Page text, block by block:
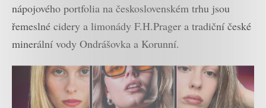
nápojového portfolia na československém trhu jsou
řemeslné cidery a limonády F.H.Prager a tradiční české
minerální vody Ondrášovka a Korunní.